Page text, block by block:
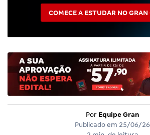
COMECE A ESTUDAR NO GRAN
Por Equipe Gran
Publicado em 25/06/26